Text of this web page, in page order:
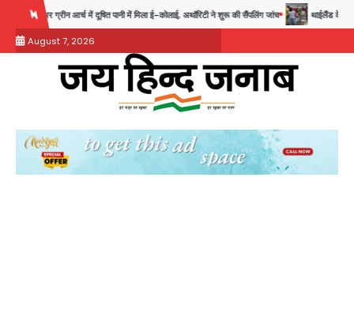
content
में दूषित पानी में मिला ई-कोलाई, अथॉरिटी ने शुरू की सैंपलिंग जांच थाईलैंड के स्कूल में गोलीबारी, 3
August 7, 2026